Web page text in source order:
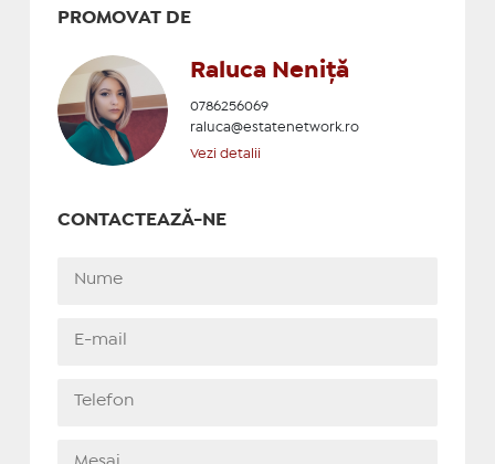
PROMOVAT DE
Raluca Neniță
0786256069
raluca@estatenetwork.ro
Vezi detalii
CONTACTEAZĂ-NE